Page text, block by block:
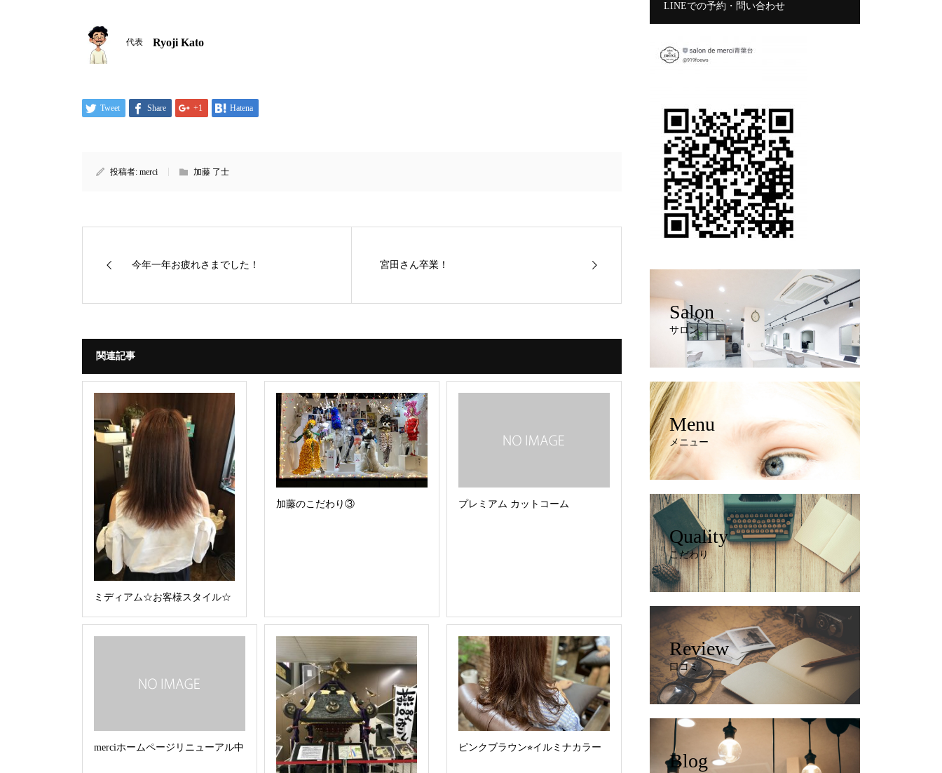
代表 Ryoji Kato
Tweet Share +1 Hatena
投稿者: merci 加藤 了士
今年一年お疲れさまでした！ 宮田さん卒業！
関連記事
ミディアム☆お客様スタイル☆
加藤のこだわり③ プレミアム カットコーム
merciホームページリニューアル中 ピンクブラウン⭐︎イルミナカラー
LINEでの予約・問い合わせ
Salon
サロン
Menu
メニュー
Quality
こだわり
Review
口コミ
Blog